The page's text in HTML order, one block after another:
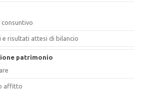
e risultati attesi di bilancio
patrimonio
affitto